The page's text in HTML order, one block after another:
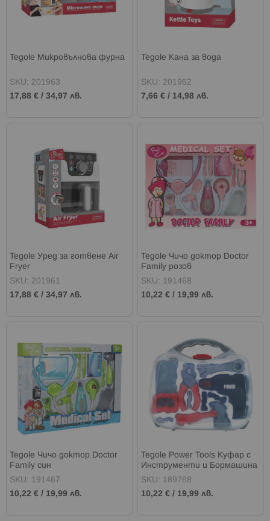
Tegole Микровълнова фурна
SKU: 201963
17,88 € / 34,97 лв.
Tegole Кана за вода
SKU: 201962
7,66 € / 14,98 лв.
Tegole Уред за готвене Air
Fryer
SKU: 201961
17,88 € / 34,97 лв.
Tegole Чичо доктор Doctor
Family розов
SKU: 191468
10,22 € / 19,99 лв.
Tegole Чичо доктор Doctor
Family син
SKU: 191467
10,22 € / 19,99 лв.
Tegole Power Tools Куфар с
Инструменти и Бормашина
SKU: 189768
10,22 € / 19,99 лв.